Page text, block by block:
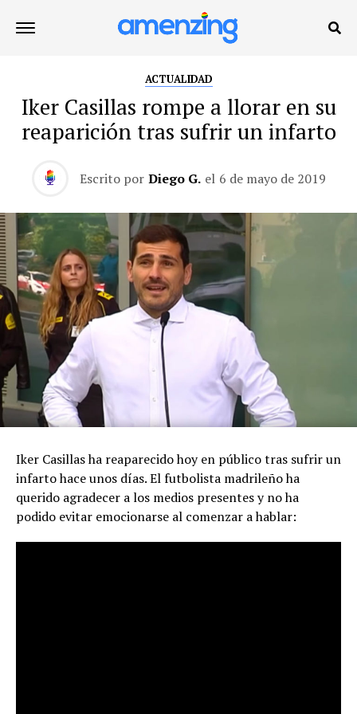
ACTUALIDAD
Iker Casillas rompe a llorar en su
reaparición tras sufrir un infarto
Escrito por Diego G. el 6 de mayo de 2019
Iker Casillas ha reaparecido hoy en público tras sufrir un
infarto hace unos días. El futbolista madrileño ha
querido agradecer a los medios presentes y no ha
podido evitar emocionarse al comenzar a hablar: